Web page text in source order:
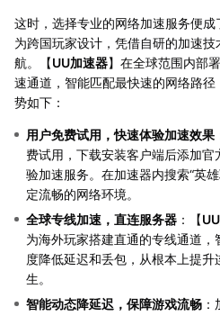
这时，选择专业的网络加速服务便成
为跨国玩家设计，凭借自研的加速
航。【UU加速器】在全球范围内部
速通道，智能匹配最快速的网络路
势如下：
用户免费试用，快速体验加速效果
费试用，下载安装客户端后添加
验加速服务。在加速器内搜索“英
定流畅的网络环境。
全球专线加速，直连服务器 ：【
为海外玩家搭建直通的专线通道
度降低延迟和丢包，从根本上提
生。
智能动态降延迟，保障游戏流畅